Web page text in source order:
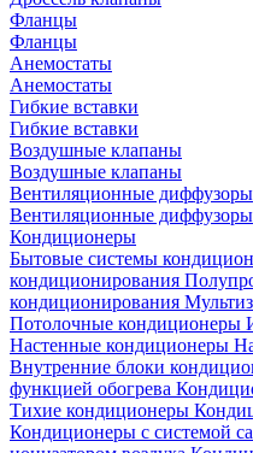
Фланцы
Фланцы
Анемостаты
Анемостаты
Гибкие вставки
Гибкие вставки
Воздушные клапаны
Воздушные клапаны
Вентиляционные диффузоры
Вентиляционные диффузоры
Кондиционеры
Бытовые системы
кондиционирования
кондиционирования
Потолочные кондиционеры
Настенные кондиционеры
Внутренние блоки
функцией обогрева
Тихие кондиционеры
Кондиционеры с системой